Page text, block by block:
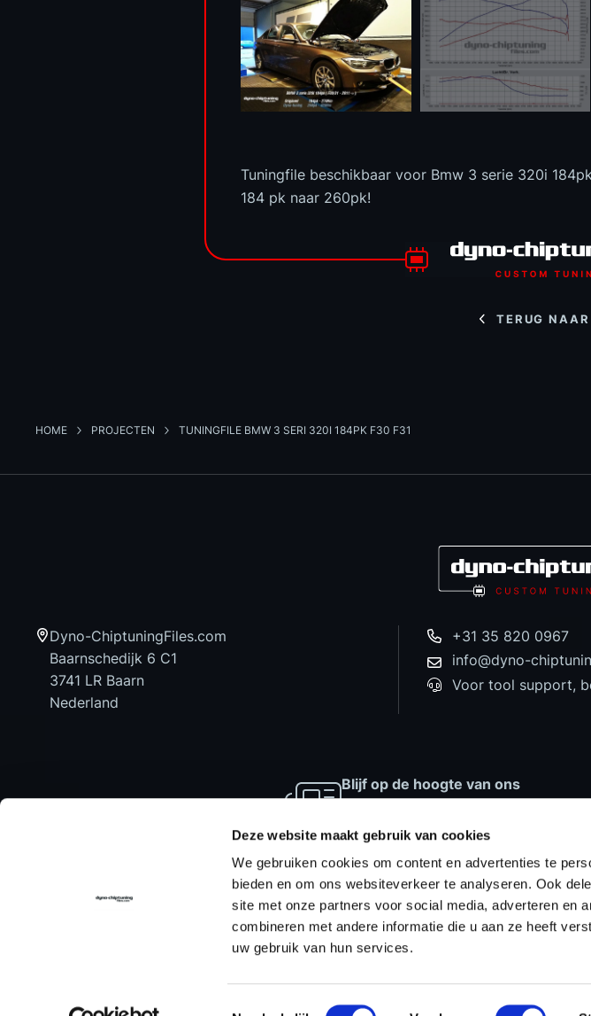
Deze website maakt gebruik van cookies
We gebruiken cookies om content en advertenties te
bieden en om ons websiteverkeer te analyseren. Ook
site met onze partners voor social media, adverteren en
combineren met andere informatie die u aan ze heeft
uw gebruik van hun services.
Toestemmingsselectie
Tuningfile beschikbaar voor Bmw 3 serie 320i
184 pk naar 260pk!
TERUG
HOME PROJECTEN TUNINGFILE BMW 3 SERI 320I 184PK F30 F31
Dyno-ChiptuningFiles.com
Baarnschedijk 6 C1
3741 LR Baarn
Nederland
+31 35 820 0967
info@dyno-
Voor tool support,
Blijf op de hoogte van ons
aanbiedingen!
Chiptuning Files Chiptuning Tools Prijzen